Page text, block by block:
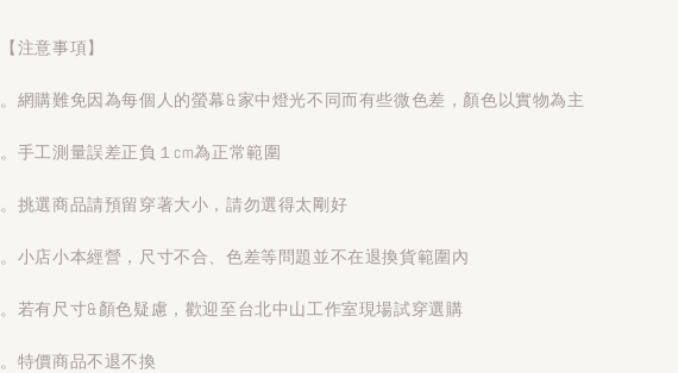
【注意事項】
。網購難免因為每個人的螢幕&家中燈光不同而有些微色差，顏色以實物為主
。手工測量誤差正負１cm為正常範圍
。挑選商品請預留穿著大小，請勿選得太剛好
。小店小本經營，尺寸不合、色差等問題並不在退換貨範圍內
。若有尺寸&顏色疑慮，歡迎至台北中山工作室現場試穿選購
。特價商品不退不換